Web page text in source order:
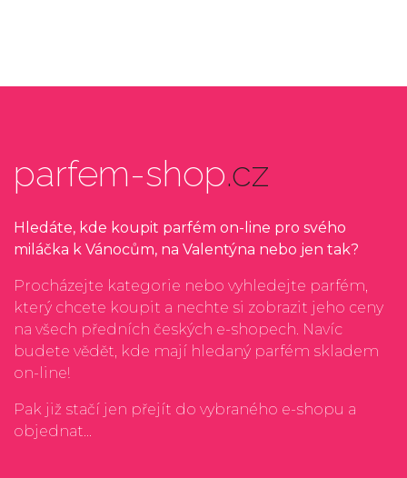
parfem-shop.cz
Hledáte, kde koupit parfém on-line pro svého
miláčka k Vánocům, na Valentýna nebo jen tak?
Procházejte kategorie nebo vyhledejte parfém,
který chcete koupit a nechte si zobrazit jeho ceny
na všech předních českých e-shopech. Navíc
budete vědět, kde mají hledaný parfém skladem
on-line!
Pak již stačí jen přejít do vybraného e-shopu a
objednat...